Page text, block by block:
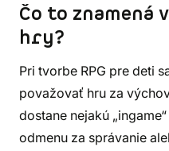
Čo to znamená
hry?
Pri tvorbe RPG pre deti
považovať hru za
dostane nejakú
odmenu za správanie